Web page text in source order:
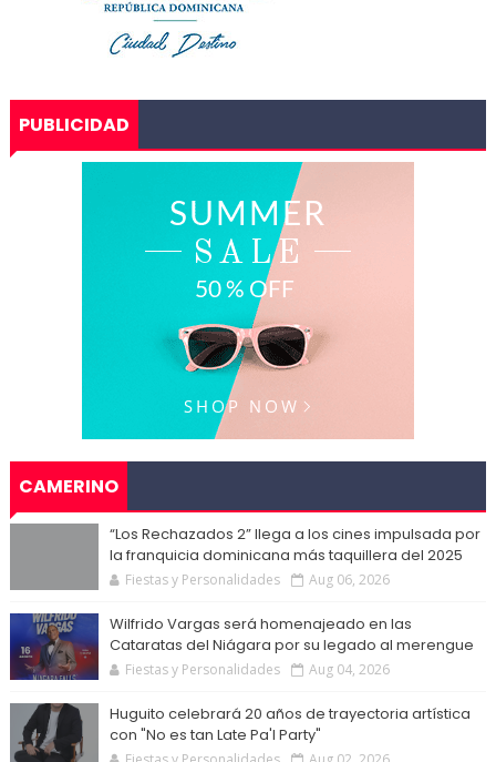
PUBLICIDAD
CAMERINO
“Los Rechazados 2” llega a los cines impulsada por
la franquicia dominicana más taquillera del 2025
Fiestas y Personalidades Aug 06, 2026
Wilfrido Vargas será homenajeado en las
Cataratas del Niágara por su legado al merengue
Fiestas y Personalidades Aug 04, 2026
Huguito celebrará 20 años de trayectoria artística
con "No es tan Late Pa'l Party"